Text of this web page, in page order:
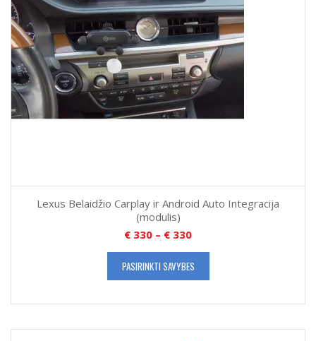
Lexus Belaidžio Carplay ir Android Auto Integracija
(modulis)
€ 330 – € 330
PASIRINKTI SAVYBES